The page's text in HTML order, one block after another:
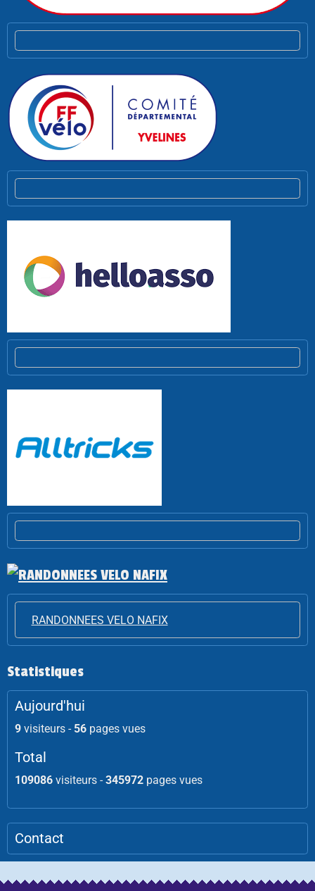
RANDONNEES VELO NAFIX
Statistiques
Aujourd'hui
9 visiteurs - 56 pages vues
Total
109086 visiteurs -345972 pages vues
Contact